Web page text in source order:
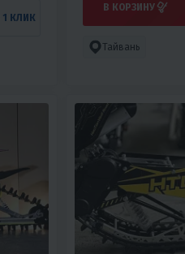
1 КЛИК
В КОРЗИНУ
Тайвань